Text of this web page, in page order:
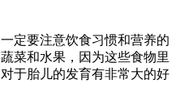
定要注意饮食习惯和营养的
菜和水果，因为这些食物里
于胎儿的发育有非常大的好